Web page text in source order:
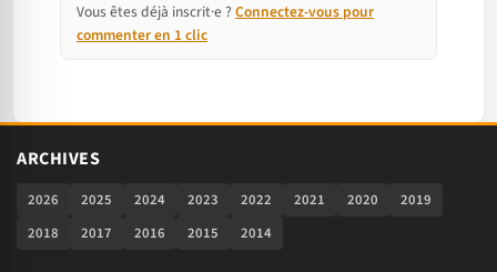
Vous êtes déjà inscrit·e ? Connectez-vous pour
commenter en 1 clic
ARCHIVES
2026 2025 2024 2023 2022 2021 2020
2019
2018
2017 2016 2015 2014